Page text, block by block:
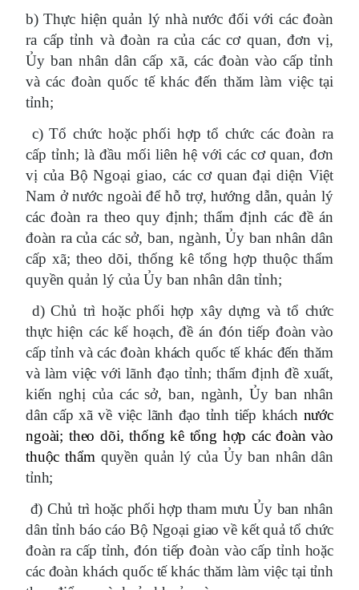
b) Thực hiện quản lý nhà nước đối với các đoàn
ra cấp tỉnh và đoàn ra của các cơ quan, đơn vị,
Ủy ban nhân dân cấp xã, các đoàn vào cấp tỉnh
và các đoàn quốc tế khác đến thăm làm việc tại
tỉnh;
c) Tổ chức hoặc phối hợp tổ chức các đoàn ra
cấp tỉnh; là đầu mối liên hệ với các cơ quan, đơn
vị của Bộ Ngoại giao, các cơ quan đại diện Việt
Nam ở nước ngoài để hỗ trợ, hướng dẫn, quản lý
các đoàn ra theo quy định; thẩm định các đề án
đoàn ra của các sở, ban, ngành, Ủy ban nhân dân
cấp xã; theo dõi, thống kê tổng hợp thuộc thẩm
quyền quản lý của Ủy ban nhân dân tỉnh;
d) Chủ trì hoặc phối hợp xây dựng và tổ chức
thực hiện các kế hoạch, đề án đón tiếp đoàn vào
cấp tỉnh và các đoàn khách quốc tế khác đến thăm
và làm việc với lãnh đạo tỉnh; thẩm định đề xuất,
kiến nghị của các sở, ban, ngành, Ủy ban nhân
dân cấp xã về việc lãnh đạo tỉnh tiếp khách nước
ngoài; theo dõi, thống kê tổng hợp các đoàn vào
thuộc thẩm quyền quản lý của Ủy ban nhân dân
tỉnh;
đ) Chủ trì hoặc phối hợp tham mưu Ủy ban nhân
dân tỉnh báo cáo Bộ Ngoại giao về kết quả tổ chức
đoàn ra cấp tỉnh, đón tiếp đoàn vào cấp tỉnh hoặc
các đoàn khách quốc tế khác thăm làm việc tại tỉnh